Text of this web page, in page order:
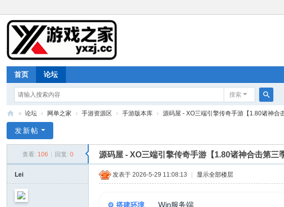
首页 论坛
搜索
搜
戏
家
» 论坛 › 网单之家 › 手游资源区 › 手游版本库 › 源码屋 - XO三端引擎传奇手游【1.80诸神合
发新帖
查看: 106 回复: 0 源码屋 - XO三端引擎传奇手游【1.80诸神合击第
Lei 发表于 2026-5-29 11:08:13 显示全部楼层
⚙️ 搭建环境 Win服务端